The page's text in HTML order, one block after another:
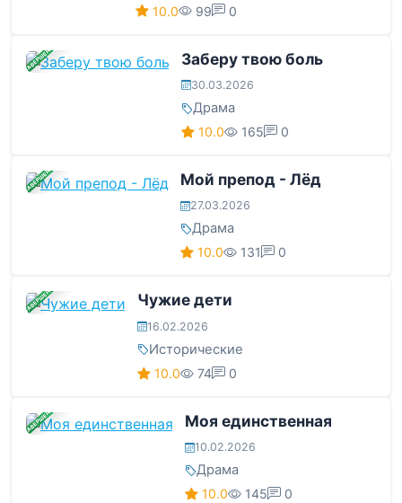
10.0 99 0
ЗАВЕРШЕНА Заберу твою боль
30.03.2026
Драма
10.0 165 0
ЗАВЕРШЕНА Мой препод - Лёд
27.03.2026
Драма
10.0 131 0
ЗАВЕРШЕНА Чужие дети
16.02.2026
Исторические
10.0 74 0
ЗАВЕРШЕНА Моя единственная
10.02.2026
Драма
10.0 145 0